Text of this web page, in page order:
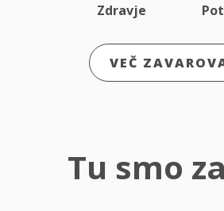
Zdravje
VEČ
Tu smo